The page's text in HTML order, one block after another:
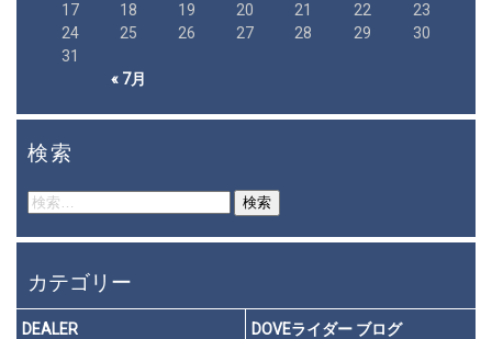
« 7月
17
18 19 20 21 22
23
24
25 26 27 28 29
30
31
検索
検
索:
カテゴリー
DEALER DOVEライダー ブログ